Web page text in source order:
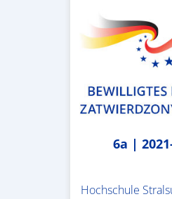
6a |
Hochschule